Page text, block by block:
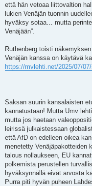
että hän vetoaa liittovaltion
lukien Venäjän tuonnin
hyväksy sotaa… mutta
Venäjään”.
Ruthenberg toisti
Venäjän kanssa on käytävä
https://mvlehti.net/2025/07/
Saksan suurin kansalaisten
kannatustaan! Mutta Umv
mutta jos haetaan
leirissä julkaistessaan
että AfD on edelleen oikea
menetetty Venäjäpakotteiden
talous nollaukseen, EU
polkemista perustellen
hyväksynnällä eivät arvosta
Purra piti hyvän puheen